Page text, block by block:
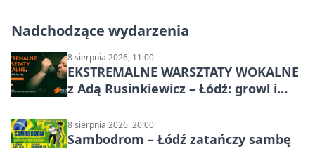
Nadchodzące wydarzenia
8 sierpnia 2026, 11:00
EKSTREMALNE WARSZTATY WOKALNE
z Adą Rusinkiewicz – Łódź: growl i
8 sierpnia 2026, 20:00
Sambodrom – Łódź zatańczy sambę